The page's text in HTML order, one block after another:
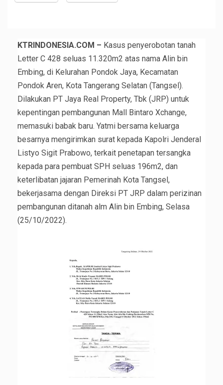
KTRINDONESIA.COM – Kasus penyerobotan tanah
Letter C 428 seluas 11.320m2 atas nama Alin bin
Embing, di Kelurahan Pondok Jaya, Kecamatan
Pondok Aren, Kota Tangerang Selatan (Tangsel).
Dilakukan PT Jaya Real Property, Tbk (JRP) untuk
kepentingan pembangunan Mall Bintaro Xchange,
memasuki babak baru. Yatmi bersama keluarga
besarnya mengirimkan surat kepada Kapolri Jenderal
Listyo Sigit Prabowo, terkait penetapan tersangka
kepada para pembuat SPH seluas 196m2, dan
keterlibatan jajaran Pemerinah Kota Tangsel,
bekerjasama dengan Direksi PT JRP dalam perizinan
pembangunan ditanah alm Alin bin Embing, Selasa
(25/10/2022).